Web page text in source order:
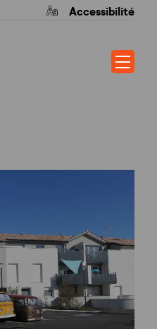
Accessibilité